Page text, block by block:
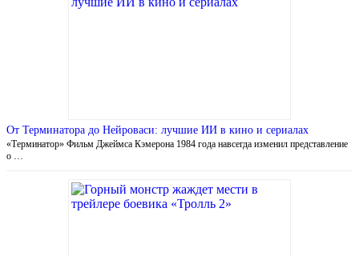
От Терминатора до Нейроваси: лучшие ИИ в кино и сериалах
«Терминатор» Фильм Джеймса Кэмерона 1984 года навсегда изменил представление
о …